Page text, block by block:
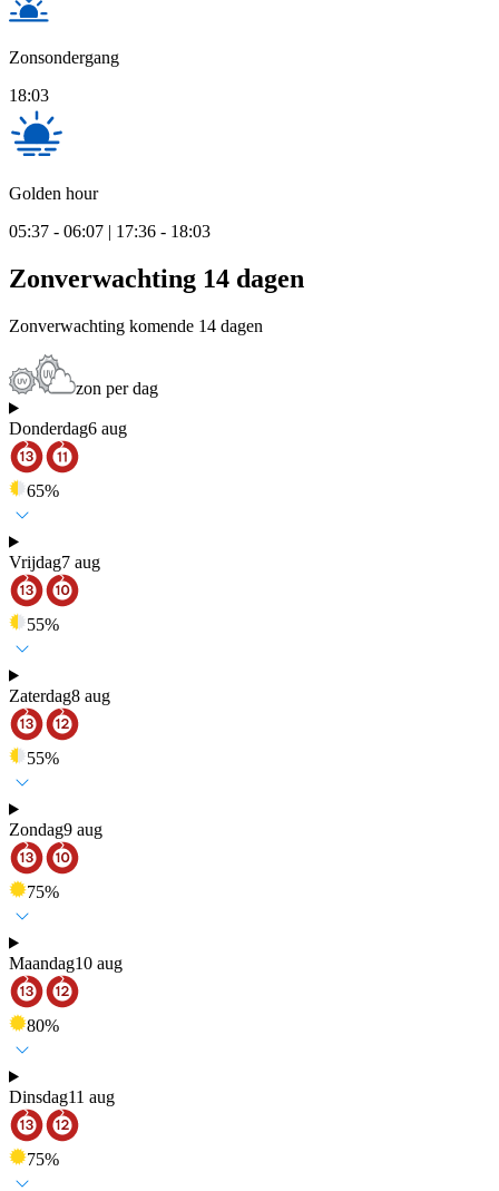
Zonsondergang
18:03
Golden hour
05:37 - 06:07 | 17:36 - 18:03
Zonverwachting 14 dagen
Zonverwachting komende 14 dagen
zon per dag
Donderdag6 aug
65%
Vrijdag7 aug
55%
Zaterdag8 aug
55%
Zondag9 aug
75%
Maandag10 aug
80%
Dinsdag11 aug
75%